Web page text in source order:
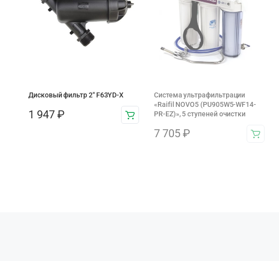
Дисковый фильтр 2" F63YD-X
1 947 ₽
Система ультрафильтрации
«Raifil NOVO5 (PU905W5-WF14-
PR-EZ)», 5 ступеней очистки
7 705 ₽